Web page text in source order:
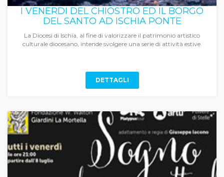
I VENERDI DEL CHIOSTRO ED IL BORGO
DEL SANTO AD ISCHIA PONTE
La Diocesi di Ischia, al fine di valorizzare il patrimonio artistico
culturale diocesano, intende svolgere una serie di attività estive.
DETTAGLI